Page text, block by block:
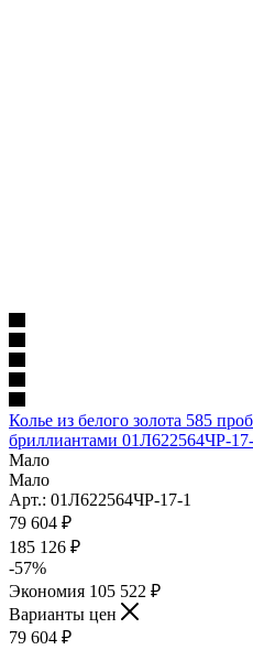
Колье из белого золота 585
бриллиантами 01Л622564ЧР-
Мало
Мало
Арт.: 01Л622564ЧР-17-1
79 604 ₽
185 126 ₽
-57%
Экономия 105 522 ₽
Варианты цен
79 604 ₽